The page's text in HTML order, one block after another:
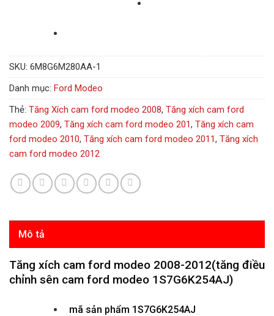
SKU: 6M8G6M280AA-1
Danh mục: Ford Modeo
Thẻ: Tăng Xích cam ford modeo 2008, Tăng xích cam ford
modeo 2009, Tăng xích cam ford modeo 201, Tăng xích cam
ford modeo 2010, Tăng xích cam ford modeo 2011, Tăng xích
cam ford modeo 2012
Mô tả
Tăng xích cam ford modeo 2008-2012(tăng điều
chỉnh sên cam ford modeo 1S7G6K254AJ)
mã sản phẩm 1S7G6K254AJ